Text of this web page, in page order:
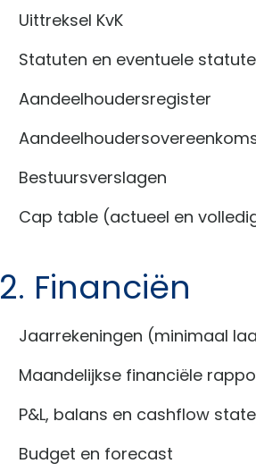
Uittreksel KvK
Statuten en eventuele
Aandeelhoudersregister
Bestuursverslagen
Cap table (actueel en
2. Financiën
Jaarrekeningen (minimaal
Maandelijkse financiële
P&L, balans en cashflow
Budget en forecast